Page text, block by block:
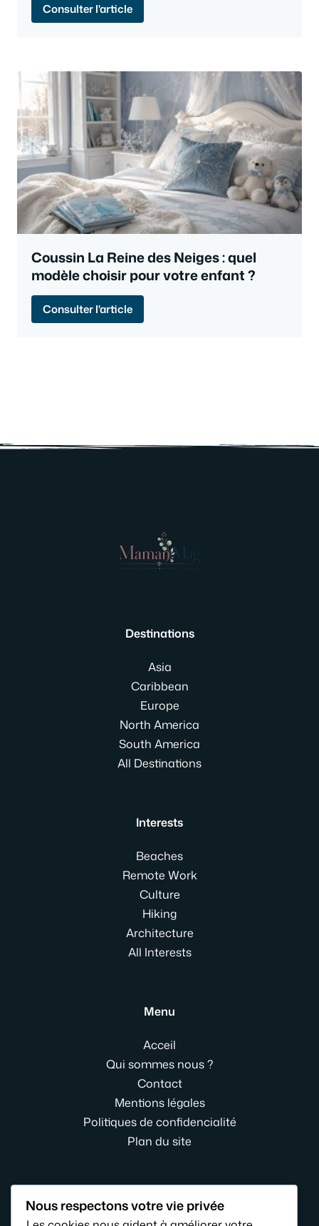
Consulter l'article
Coussin La Reine des Neiges : quel
modèle choisir pour votre enfant ?
Consulter l'article
Destinations
Asia
Caribbean
Europe
North America
South America
All Destinations
Interests
Beaches
Remote Work
Culture
Hiking
Architecture
All Interests
Menu
Acceil
Qui sommes nous ?
Contact
Mentions légales
Politiques de confidencialité
Plan du site
Derniers articles
Nous respectons votre vie privée